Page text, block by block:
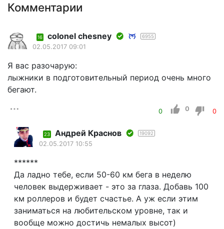
Комментарии
16 colonel chesney 6955
02.05.2017 09:01
Я вас разочарую:
лыжники в подготовительный период очень много
бегают.
0 0 0
23 Андрей Краснов 19092
02.05.2017 10:55
******
Да ладно тебе, если 50-60 км бега в неделю
человек выдерживает - это за глаза. Добавь 100
км роллеров и будет счастье. А уж если этим
заниматься на любительском уровне, так и
вообще можно достичь немалых высот)